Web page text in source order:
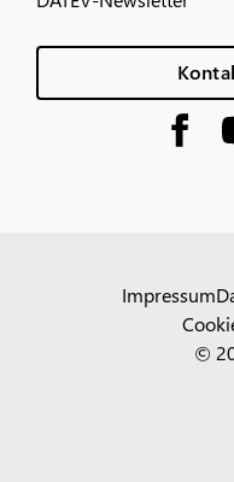
©
Impressum